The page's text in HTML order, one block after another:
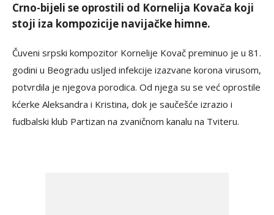
Crno-bijeli se oprostili od Kornelija Kovača koji
stoji iza kompozicije navijačke himne.
Čuveni srpski kompozitor Kornelije Kovač preminuo je u 81.
godini u Beogradu usljed infekcije izazvane korona virusom,
potvrdila je njegova porodica. Od njega su se već oprostile
kćerke Aleksandra i Kristina, dok je saučešće izrazio i
fudbalski klub Partizan na zvaničnom kanalu na Tviteru.